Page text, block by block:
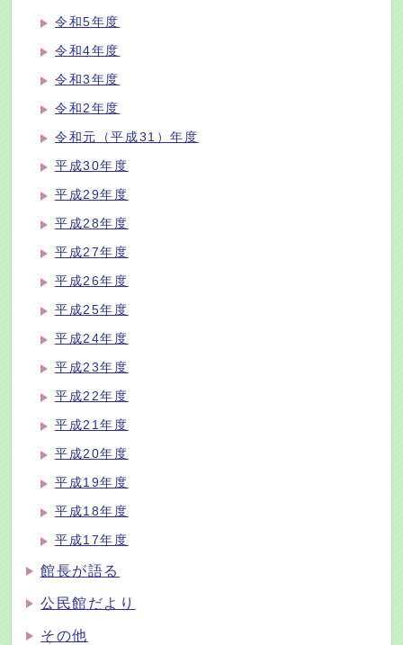
令和5年度
令和4年度
令和3年度
令和2年度
令和元（平成31）年度
平成30年度
平成29年度
平成28年度
平成27年度
平成26年度
平成25年度
平成24年度
平成23年度
平成22年度
平成21年度
平成20年度
平成19年度
平成18年度
平成17年度
館長が語る
公民館だより
その他